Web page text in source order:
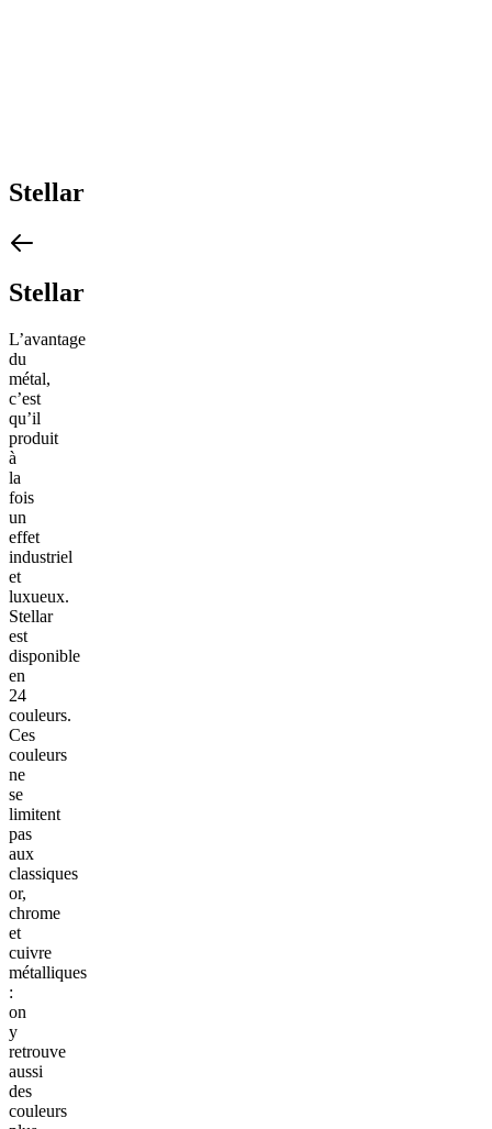
Stellar
Stellar
L’avantage
du
métal,
c’est
qu’il
produit
à
la
fois
un
effet
industriel
et
luxueux.
Stellar
est
disponible
en
24
couleurs.
Ces
couleurs
ne
se
limitent
pas
aux
classiques
or,
chrome
et
cuivre
métalliques
:
on
y
retrouve
aussi
des
couleurs